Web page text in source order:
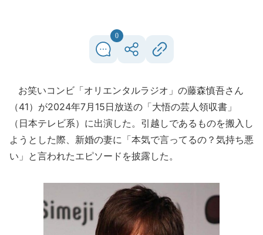
0
お笑いコンビ「オリエンタルラジオ」の藤森慎吾さん
（41）が2024年7月15日放送の「大悟の芸人領収書」
（日本テレビ系）に出演した。引越しであるものを搬入し
ようとした際、新婚の妻に「本気で言ってるの？気持ち悪
い」と言われたエピソードを披露した。